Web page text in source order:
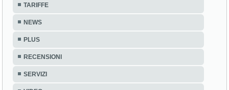
TARIFFE
NEWS
PLUS
RECENSIONI
SERVIZI